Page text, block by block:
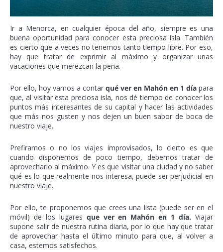
Ir a Menorca, en cualquier época del año, siempre es una
buena oportunidad para conocer esta preciosa isla. También
es cierto que a veces no tenemos tanto tiempo libre. Por eso,
hay que tratar de exprimir al máximo y organizar unas
vacaciones que merezcan la pena.
Por ello, hoy vamos a contar qué ver en Mahón en 1 día para
que, al visitar esta preciosa isla, nos dé tiempo de conocer los
puntos más interesantes de su capital y hacer las actividades
que más nos gusten y nos dejen un buen sabor de boca de
nuestro viaje.
Prefiramos o no los viajes improvisados, lo cierto es que
cuando disponemos de poco tiempo, debemos tratar de
aprovecharlo al máximo. Y es que visitar una ciudad y no saber
qué es lo que realmente nos interesa, puede ser perjudicial en
nuestro viaje.
Por ello, te proponemos que crees una lista (puede ser en el
móvil) de los lugares que ver en Mahón en 1 día. Viajar
supone salir de nuestra rutina diaria, por lo que hay que tratar
de aprovechar hasta el último minuto para que, al volver a
casa, estemos satisfechos.